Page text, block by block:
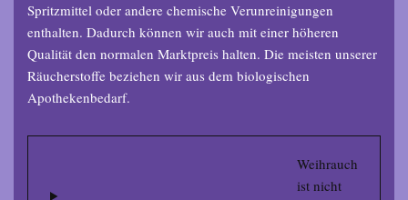
Spritzmittel oder andere chemische Verunreinigungen
enthalten. Dadurch können wir auch mit einer höheren
Qualität den normalen Marktpreis halten. Die meisten unserer
Räucherstoffe beziehen wir aus dem biologischen
Apothekenbedarf.
Weihrauch
ist nicht